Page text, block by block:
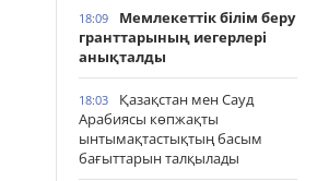
18:09
Мемлекеттік білім беру
гранттарының иегерлері
анықталды
18:03
Қазақстан мен Сауд
Арабиясы көпжақты
ынтымақтастықтың басым
бағыттарын талқылады